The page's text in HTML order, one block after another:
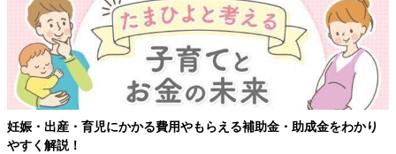
妊娠・出産・育児にかかる費用やもらえる補助金・助成金をわかり
やすく解説！